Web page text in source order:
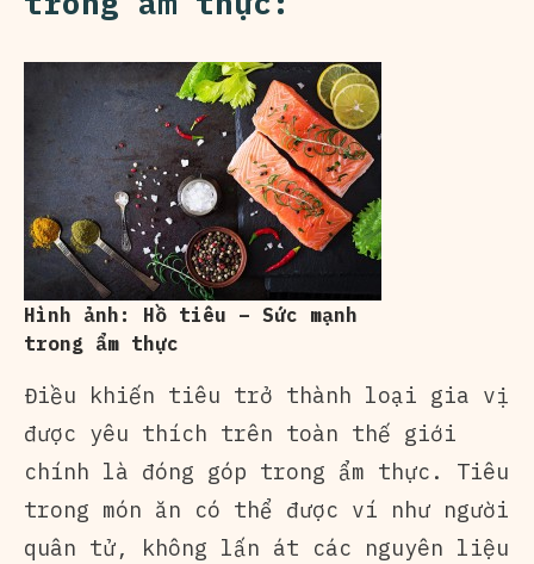
Hình ảnh: Hồ tiêu – Sức mạnh
trong ẩm thực
Điều khiến tiêu trở thành loại gia vị
được yêu thích trên toàn thế giới
chính là đóng góp trong ẩm thực. Tiêu
trong món ăn có thể được ví như người
quân tử, không lấn át các nguyên liệu